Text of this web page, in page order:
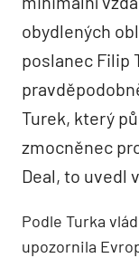
obydlených
poslanec Filip
Turek, který
zmocněnec
Deal, to uvedl
Podle Turka
upozornila